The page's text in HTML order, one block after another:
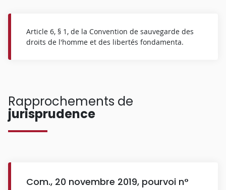
Article 6, § 1, de la Convention de sauvegarde des
droits de l'homme et des libertés fondamenta.
Rapprochements de
jurisprudence
Com., 20 novembre 2019, pourvoi n°